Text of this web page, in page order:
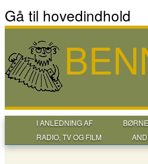
Gå til hovedindhold
I ANLEDNING AF
RADIO, TV OG FILM